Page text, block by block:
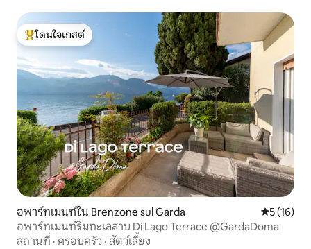
โดนใจเกสต์ที่สุด
โดนใจเกสต์
อพาร์ทเมนท์ใน Brenzone sul Garda คะแนนเฉลี่
5 (16)
อพาร์ทเมนท์ริมทะเลสาบ Di Lago Terrace @GardaDoma
สถานที่ · ครอบครัว · สัตว์เลี้ยง